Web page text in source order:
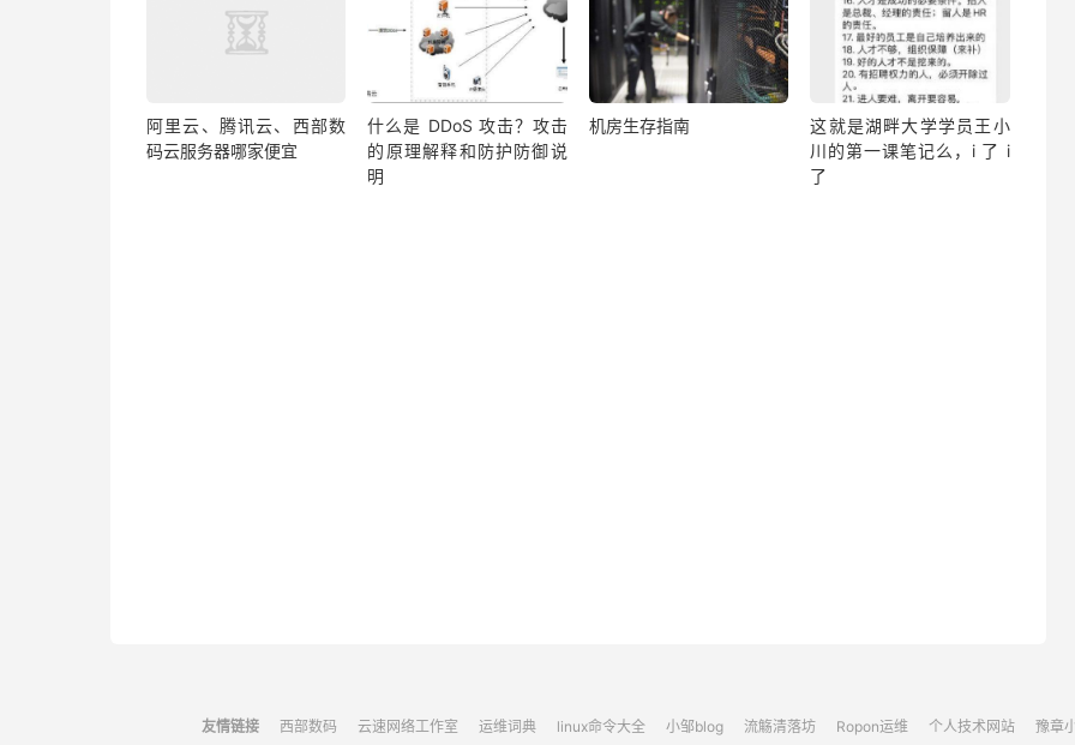
阿里云、腾讯云、西部数
码云服务器哪家便宜
什么是 DDoS 攻击？攻击
的原理解释和防护防御说
明
机房生存指南
这就是湖畔大学学员王小
川的第一课笔记么，i 了 i
了
友情链接 西部数码 云速网络工作室 运维词典 linux命令大全 小邹blog 流觞清落坊 Ropon运维 个人技术网站 豫章